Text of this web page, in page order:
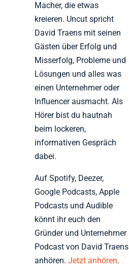
Macher, die etwas
kreieren. Uncut spricht
David Traens mit seinen
Gästen über Erfolg und
Misserfolg, Probleme und
Lösungen und alles was
einen Unternehmer oder
Influencer ausmacht. Als
Hörer bist du hautnah
beim lockeren,
informativen Gespräch
dabei.
Auf Spotify, Deezer,
Google Podcasts, Apple
Podcasts und Audible
könnt ihr euch den
Gründer und Unternehmer
Podcast von David Traens
anhören.Jetzt anhören.